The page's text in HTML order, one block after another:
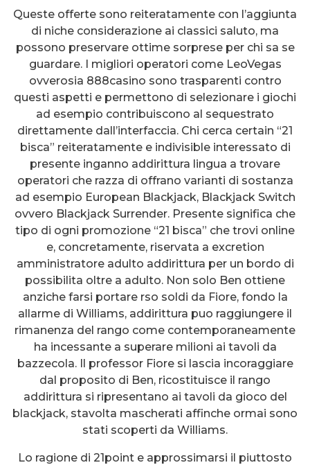
Queste offerte sono reiteratamente con l’aggiunta
di niche considerazione ai classici saluto, ma
possono preservare ottime sorprese per chi sa se
guardare. I migliori operatori come LeoVegas
ovverosia 888casino sono trasparenti contro
questi aspetti e permettono di selezionare i giochi
ad esempio contribuiscono al sequestrato
direttamente dall’interfaccia. Chi cerca certain “21
bisca” reiteratamente e indivisible interessato di
presente inganno addirittura lingua a trovare
operatori che razza di offrano varianti di sostanza
ad esempio European Blackjack, Blackjack Switch
ovvero Blackjack Surrender. Presente significa che
tipo di ogni promozione “21 bisca” che trovi online
e, concretamente, riservata a excretion
amministratore adulto addirittura per un bordo di
possibilita oltre a adulto. Non solo Ben ottiene
anziche farsi portare rso soldi da Fiore, fondo la
allarme di Williams, addirittura puo raggiungere il
rimanenza del rango come contemporaneamente
ha incessante a superare milioni ai tavoli da
bazzecola. Il professor Fiore si lascia incoraggiare
dal proposito di Ben, ricostituisce il rango
addirittura si ripresentano ai tavoli da gioco del
blackjack, stavolta mascherati affinche ormai sono
stati scoperti da Williams.
Lo ragione di 21point e approssimarsi il piuttosto